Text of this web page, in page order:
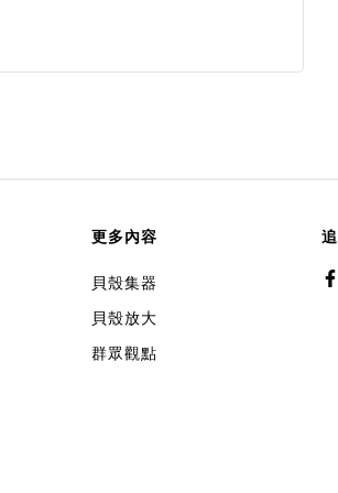
更多內容
貝殼集器
貝殼放大
群眾觀點